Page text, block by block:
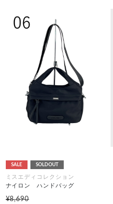
SALE SOLDOUT
ミスエディコレクション
ナイロン ハンドバッグ
¥8,690